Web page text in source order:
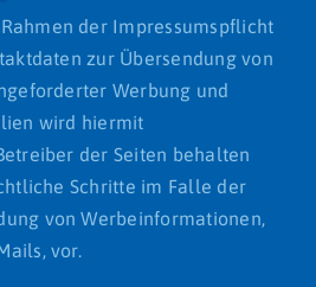
der Impressumspflicht
zur Übersendung von
Werbung und
wird hiermit
der Seiten behalten
Schritte im Falle der
von Werbeinformationen,
vor.